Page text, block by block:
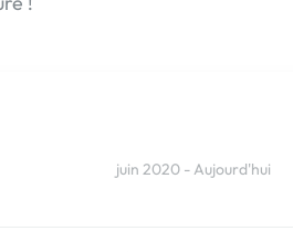
juin 2020 - Aujourd'hui